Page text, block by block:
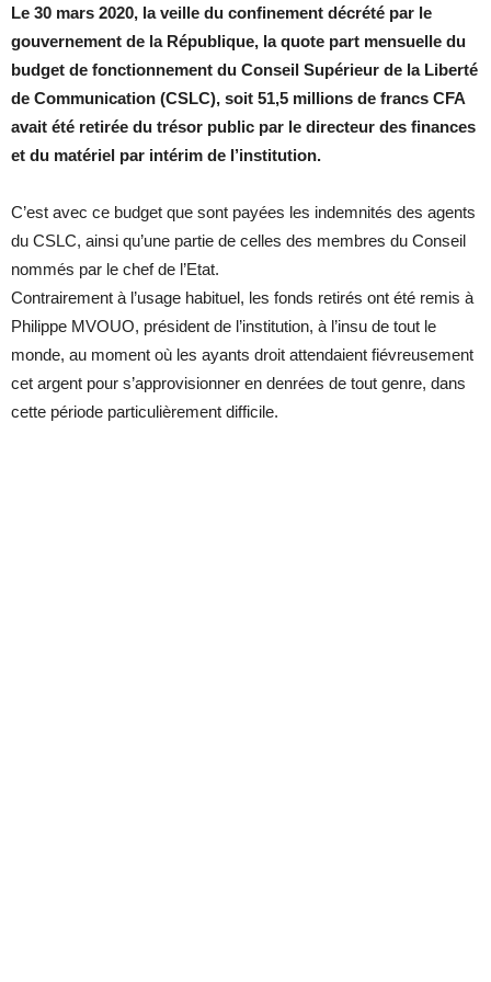
Le 30 mars 2020, la veille du confinement décrété par le
gouvernement de la République, la quote part mensuelle du
budget de fonctionnement du Conseil Supérieur de la Liberté
de Communication (CSLC), soit 51,5 millions de francs CFA
avait été retirée du trésor public par le directeur des finances
et du matériel par intérim de l’institution.
C’est avec ce budget que sont payées les indemnités des agents
du CSLC, ainsi qu’une partie de celles des membres du Conseil
nommés par le chef de l’Etat.
Contrairement à l’usage habituel, les fonds retirés ont été remis à
Philippe MVOUO, président de l’institution, à l’insu de tout le
monde, au moment où les ayants droit attendaient fiévreusement
cet argent pour s’approvisionner en denrées de tout genre, dans
cette période particulièrement difficile.